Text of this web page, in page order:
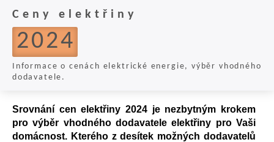
Ceny elektřiny
2024
Informace o cenách elektrické energie, výběr vhodného
dodavatele.
Srovnání cen elektřiny 2024 je nezbytným krokem
pro výběr vhodného dodavatele elektřiny pro Vaši
domácnost. Kterého z desítek možných dodavatelů